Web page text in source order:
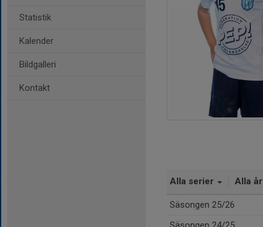
Statistik
Kalender
Bildgalleri
Kontakt
Alla serier Alla år
Säsongen 25/26